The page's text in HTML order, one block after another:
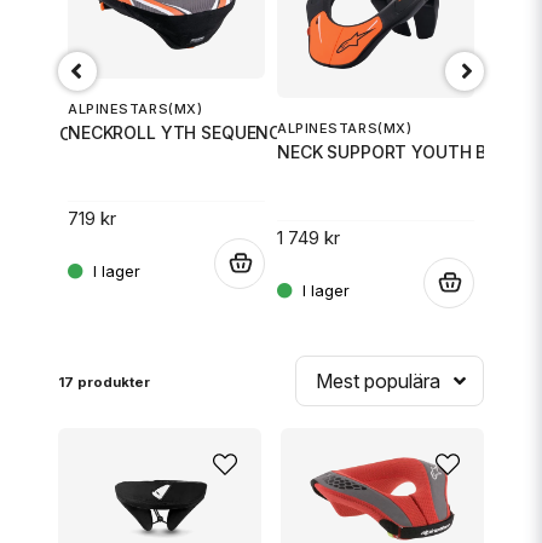
B/R SM
ALPINESTARS(MX)
NECKROLL YTH SEQUENCE B/O LX
719 kr
ALPINESTARS(MX)
NECK SUPPORT YOUTH BK/OR
1 749 kr
17 produkter Mest populära